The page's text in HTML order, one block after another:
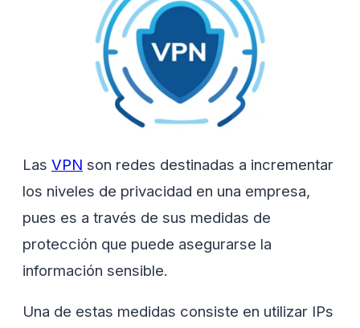
Las VPN son redes destinadas a incrementar
los niveles de privacidad en una empresa,
pues es a través de sus medidas de
protección que puede asegurarse la
información sensible.
Una de estas medidas consiste en utilizar IPs